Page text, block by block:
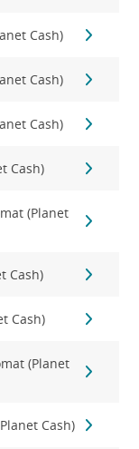
Cash)
Cash)
Cash)
Cash)
(Planet
Cash)
Cash)
(Planet
Cash)